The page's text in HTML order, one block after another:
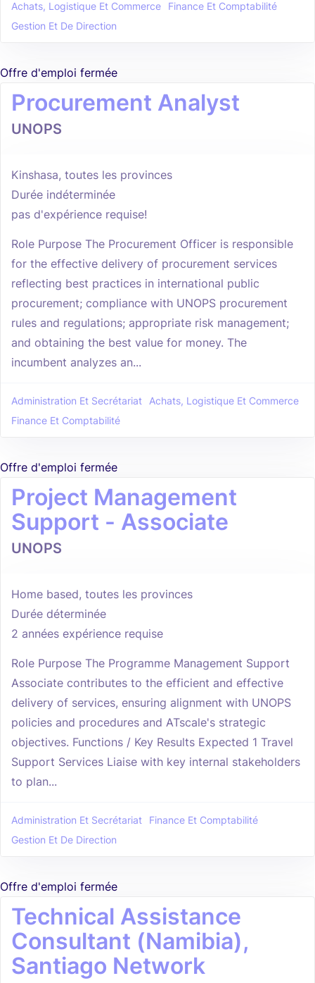
Achats, Logistique Et Commerce
Finance Et Comptabilité
Gestion Et De Direction
Offre d'emploi fermée
Procurement Analyst
UNOPS
Kinshasa, toutes les provinces
Durée indéterminée
pas d'expérience requise!
Role Purpose The Procurement Officer is responsible
for the effective delivery of procurement services
reflecting best practices in international public
procurement; compliance with UNOPS procurement
rules and regulations; appropriate risk management;
and obtaining the best value for money. The
incumbent analyzes an...
Administration Et Secrétariat
Achats, Logistique Et Commerce
Finance Et Comptabilité
Offre d'emploi fermée
Project Management
Support - Associate
UNOPS
Home based, toutes les provinces
Durée déterminée
2 années expérience requise
Role Purpose The Programme Management Support
Associate contributes to the efficient and effective
delivery of services, ensuring alignment with UNOPS
policies and procedures and ATscale's strategic
objectives. Functions / Key Results Expected 1 Travel
Support Services Liaise with key internal stakeholders
to plan...
Administration Et Secrétariat
Finance Et Comptabilité
Gestion Et De Direction
Offre d'emploi fermée
Technical Assistance
Consultant (Namibia),
Santiago Network